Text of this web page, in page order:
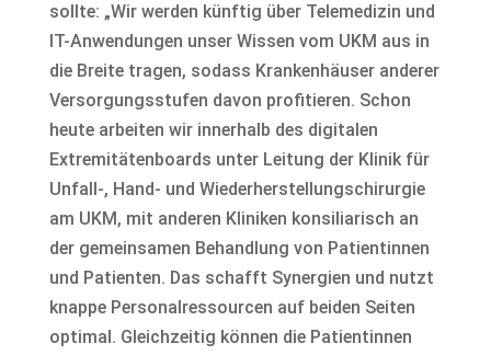
sollte: „Wir werden künftig über Telemedizin und
IT-Anwendungen unser Wissen vom UKM aus in
die Breite tragen, sodass Krankenhäuser anderer
Versorgungsstufen davon profitieren. Schon
heute arbeiten wir innerhalb des digitalen
Extremitätenboards unter Leitung der Klinik für
Unfall-, Hand- und Wiederherstellungschirurgie
am UKM, mit anderen Kliniken konsiliarisch an
der gemeinsamen Behandlung von Patientinnen
und Patienten. Das schafft Synergien und nutzt
knappe Personalressourcen auf beiden Seiten
optimal. Gleichzeitig können die Patientinnen